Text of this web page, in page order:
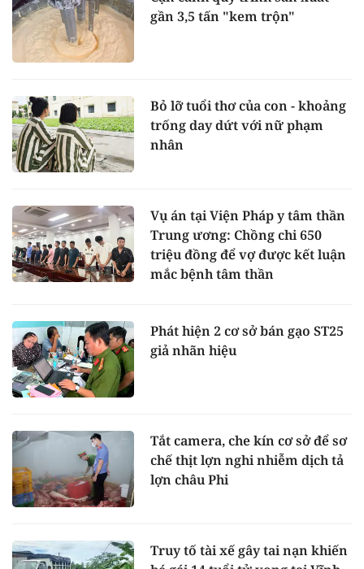
gần 3,5 tấn "kem trộn"
Bỏ lỡ tuổi thơ của con - khoảng
trống day dứt với nữ phạm
nhân
Vụ án tại Viện Pháp y tâm thần
Trung ương: Chồng chi 650
triệu đồng để vợ được kết luận
mắc bệnh tâm thần
Phát hiện 2 cơ sở bán gạo ST25
giả nhãn hiệu
Tắt camera, che kín cơ sở để sơ
chế thịt lợn nghi nhiễm dịch tả
lợn châu Phi
Truy tố tài xế gây tai nạn khiến